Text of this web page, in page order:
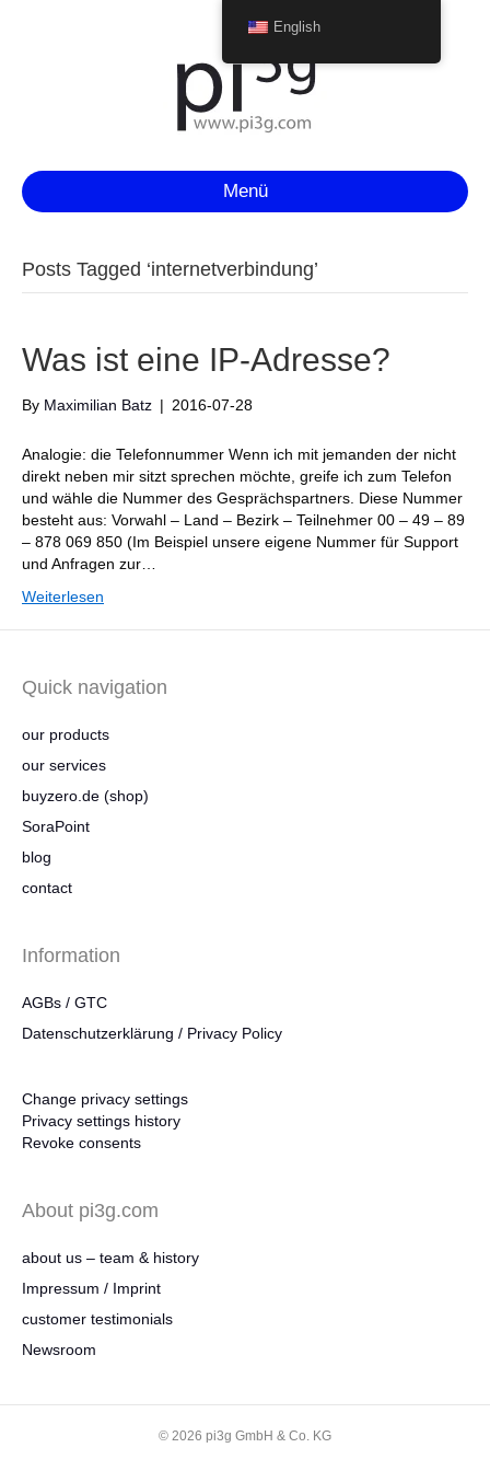
Menü
Posts Tagged ‘internetverbindung’
Was ist eine IP-Adresse?
By Maximilian Batz | 2016-07-28
Analogie: die Telefonnummer Wenn ich mit jemanden der nicht
direkt neben mir sitzt sprechen möchte, greife ich zum Telefon
und wähle die Nummer des Gesprächspartners. Diese Nummer
besteht aus: Vorwahl – Land – Bezirk – Teilnehmer 00 – 49 – 89
– 878 069 850 (Im Beispiel unsere eigene Nummer für Support
und Anfragen zur…
Weiterlesen
Quick navigation
our products
our services
buyzero.de (shop)
SoraPoint
blog
contact
Information
AGBs / GTC
Datenschutzerklärung / Privacy Policy
Change privacy settings
Privacy settings history
Revoke consents
About pi3g.com
about us – team & history
Impressum / Imprint
customer testimonials
Newsroom
© 2026 pi3g GmbH & Co. KG
English